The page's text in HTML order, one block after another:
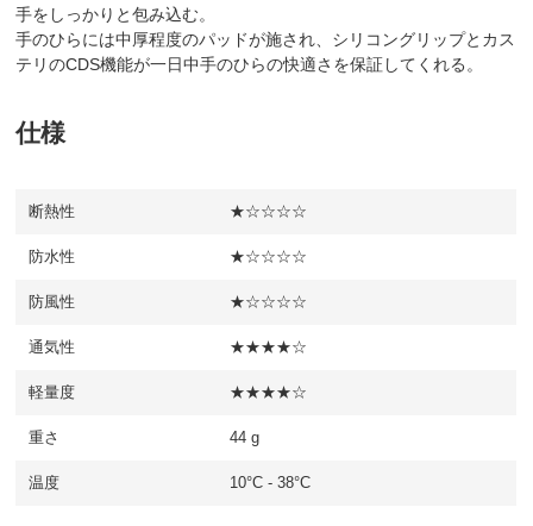
手をしっかりと包み込む。
手のひらには中厚程度のパッドが施され、シリコングリップとカス
テリのCDS機能が一日中手のひらの快適さを保証してくれる。
仕様
断熱性 ★☆☆☆☆
防水性 ★☆☆☆☆
防風性 ★☆☆☆☆
通気性 ★★★★☆
軽量度 ★★★★☆
重さ 44 g
温度 10°C - 38°C